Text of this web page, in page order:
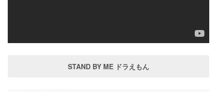
STAND BY ME ドラえもん